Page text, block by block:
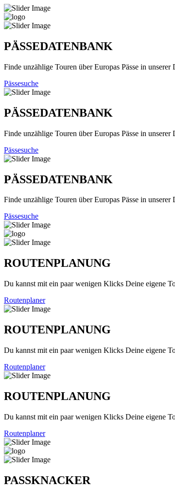
PÄSSEDATENBANK
Finde unzählige Touren über Europas Pässe in
Pässesuche
PÄSSEDATENBANK
Finde unzählige Touren über Europas Pässe in
Pässesuche
PÄSSEDATENBANK
Finde unzählige Touren über Europas Pässe in
Pässesuche
ROUTENPLANUNG
Du kannst mit ein paar wenigen Klicks Deine eigene
Routenplaner
ROUTENPLANUNG
Du kannst mit ein paar wenigen Klicks Deine eigene
Routenplaner
ROUTENPLANUNG
Du kannst mit ein paar wenigen Klicks Deine eigene
Routenplaner
PASSKNACKER